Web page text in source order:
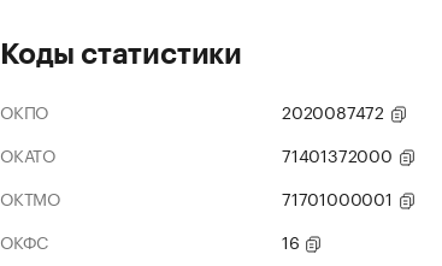
Коды статистики
ОКПО
2020087472
ОКАТО
71401372000
ОКТМО
71701000001
ОКФС
16